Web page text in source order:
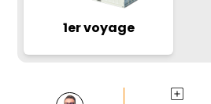
1er voyage